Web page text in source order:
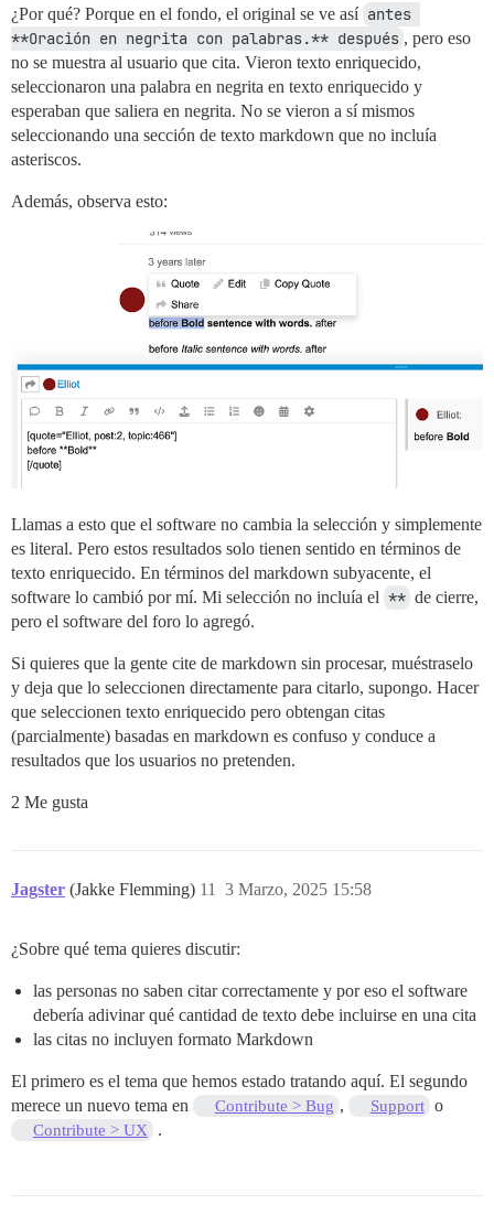
¿Por qué? Porque en el fondo, el original se ve así antes
**Oración en negrita con palabras.** después , pero eso
no se muestra al usuario que cita. Vieron texto enriquecido,
seleccionaron una palabra en negrita en texto enriquecido y
esperaban que saliera en negrita. No se vieron a sí mismos
seleccionando una sección de texto markdown que no incluía
asteriscos.
Además, observa esto:
Llamas a esto que el software no cambia la selección y simplemente
es literal. Pero estos resultados solo tienen sentido en términos de
texto enriquecido. En términos del markdown subyacente, el
software lo cambió por mí. Mi selección no incluía el ** de cierre,
pero el software del foro lo agregó.
Si quieres que la gente cite de markdown sin procesar, muéstraselo
y deja que lo seleccionen directamente para citarlo, supongo. Hacer
que seleccionen texto enriquecido pero obtengan citas
(parcialmente) basadas en markdown es confuso y conduce a
resultados que los usuarios no pretenden.
2 Me gusta
Jagster (Jakke Flemming) 3 Marzo, 2025 15:58
11
¿Sobre qué tema quieres discutir:
las personas no saben citar correctamente y por eso el software
debería adivinar qué cantidad de texto debe incluirse en una cita
las citas no incluyen formato Markdown
El primero es el tema que hemos estado tratando aquí. El segundo
merece un nuevo tema en
Contribute > Bug , Support o
Contribute > UX .